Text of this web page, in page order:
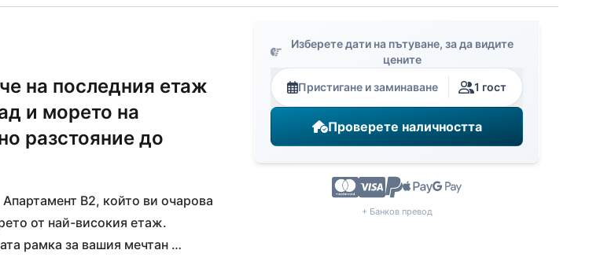
на последния етаж
и морето на
разстояние до
B2, който ви очарова
от най-високия етаж.
рамка за вашия мечтан
Изберете дати на пътуване, за да видите
цените
Пристигане и заминаване 1 гост
Проверете наличността
+ Банков превод